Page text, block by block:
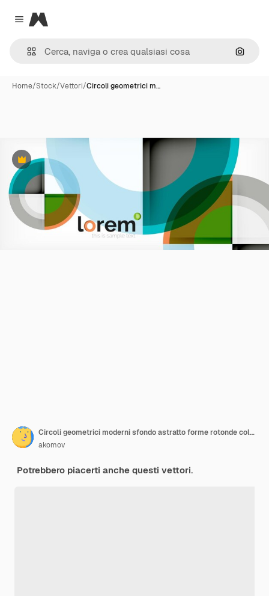
Close menu
Magnific
Cerca
Home/Stock/Vettori/Circoli geometrici m…
Premium
Circoli geometrici moderni sfondo astratto forme rotonde colorate con effetti di ombra
akomov
Potrebbero piacerti anche questi vettori.